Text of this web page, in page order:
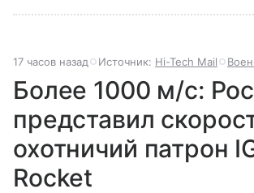
17 часов назад Источник: Hi-Tech Mail
Более 1000 м/с:
представил
охотничий патрон
Rocket